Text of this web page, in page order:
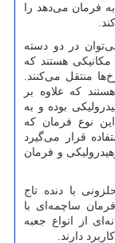
فرمان می‌دهد را
در دو دسته
هستند که
منتقل می‌کنند.
که علاوه بر
بوده و به
نوع فرمان که
قرار می‌گیرد
و فرمان
با دنده‌ تاج
ساچمه‌ای با
از انواع جعبه
دارند.